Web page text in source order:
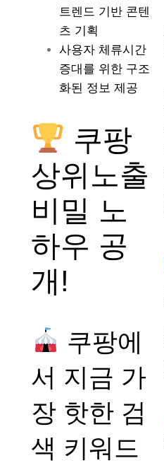
트렌드 기반 콘텐
츠 기획
사용자 체류시간
증대를 위한 구조
화된 정보 제공
쿠팡
상위노출
비밀 노
하우 공
개!
쿠팡에
서 지금 가
장 핫한 검
색 키워드